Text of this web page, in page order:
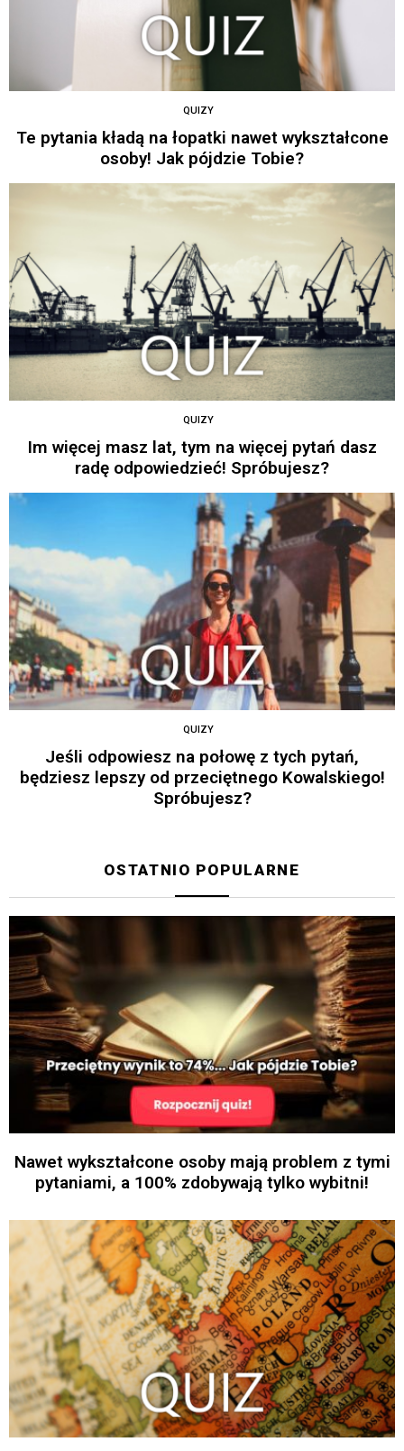
QUIZY
Te pytania kładą na łopatki nawet wykształcone
osoby! Jak pójdzie Tobie?
QUIZY
Im więcej masz lat, tym na więcej pytań dasz
radę odpowiedzieć! Spróbujesz?
QUIZY
Jeśli odpowiesz na połowę z tych pytań,
będziesz lepszy od przeciętnego Kowalskiego!
Spróbujesz?
OSTATNIO POPULARNE
Nawet wykształcone osoby mają problem z tymi
pytaniami, a 100% zdobywają tylko wybitni!